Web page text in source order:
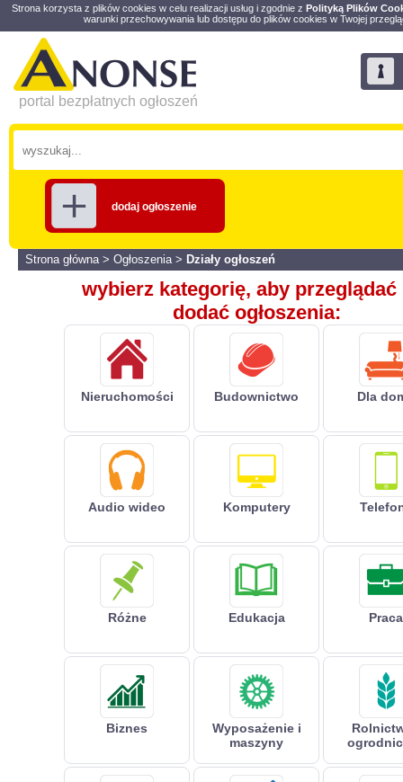
Strona korzysta z plików cookies w celu realizacji usług i zgodnie z Polityką Plików
warunki przechowywania lub dostępu do plików cookies w Twojej
portal bezpłatnych ogłoszeń
dodaj ogłoszenie
Strona główna> Ogłoszenia > Działy ogłoszeń
wybierz kategorię, aby przeglądać
dodać ogłoszenia:
Nieruchomości Budownictwo Dla
Audio wideo Komputery
Różne Edukacja Praca
Biznes
Wyposażenie i
maszyny